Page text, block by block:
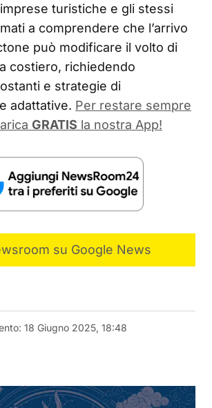
turistiche e gli stessi
a comprendere che l’arrivo
può modificare il volto di
costiero, richiedendo
e strategie di
adattative. Per restare sempre
GRATIS la nostra App!
su Google News
18 Giugno 2025, 18:48